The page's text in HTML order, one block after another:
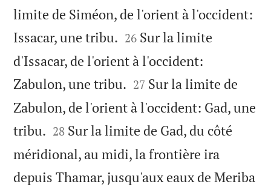
limite de Siméon, de l'orient à l'occident:
Issacar, une tribu. 

26 Sur la limite
d'Issacar, de l'orient à l'occident:
Zabulon, une tribu. 

27 Sur la limite de
Zabulon, de l'orient à l'occident: Gad, une
tribu. 

28 Sur la limite de Gad, du côté
méridional, au midi, la frontière ira
depuis Thamar, jusqu'aux eaux de Meriba